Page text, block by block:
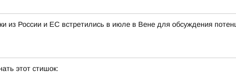
из России и ЕС встретились в июле в Вене для обсуждения
этот стишок: